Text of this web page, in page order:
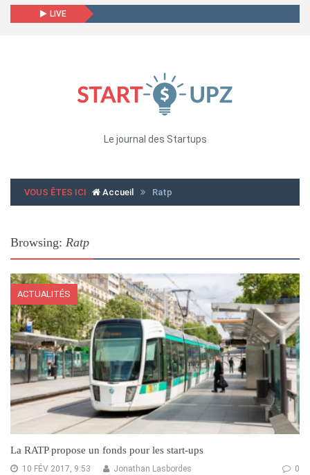
LIVE
Le journal des Startups
VOUS ÊTES ICI Accueil Ratp
Browsing: Ratp
ACTUALITÉS
La RATP propose un fonds pour les start-ups
10 FÉV 2017, 9:53 0
Jonathan Lasbordes